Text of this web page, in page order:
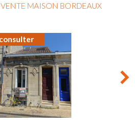
VENTE MAISON BORDEAUX